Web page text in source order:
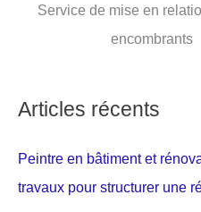
Service de mise en
encombrants
Articles récents
Peintre en bâtiment et
travaux pour structurer une